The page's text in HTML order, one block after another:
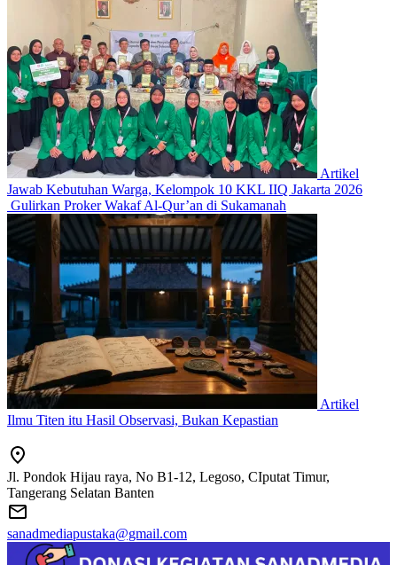
Artikel
Jawab Kebutuhan Warga, Kelompok 10 KKL IIQ Jakarta 2026
Gulirkan Proker Wakaf Al-Qur’an di Sukamanah
Artikel
Ilmu Titen itu Hasil Observasi, Bukan Kepastian
Jl. Pondok Hijau raya, No B1-12, Legoso, CIputat Timur,
Tangerang Selatan Banten
sanadmediapustaka@gmail.com